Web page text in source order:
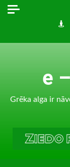
Skip
e
Grēka alga ir